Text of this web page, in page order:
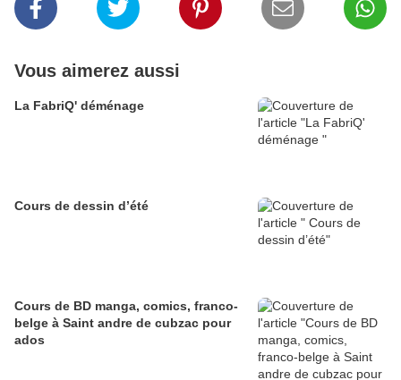
Vous aimerez aussi
La FabriQ' déménage
Cours de dessin d’été
Cours de BD manga, comics, franco-
belge à Saint andre de cubzac pour
ados